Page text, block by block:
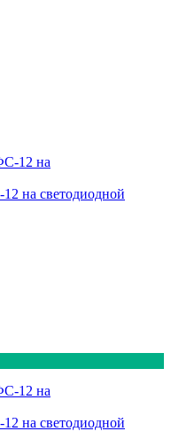
на светодиодной
на светодиодной